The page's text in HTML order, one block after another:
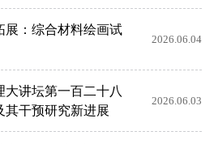
展：综合材料绘画试
2026.06.04
大讲坛第一百二十八
其干预研究新进展
2026.06.03